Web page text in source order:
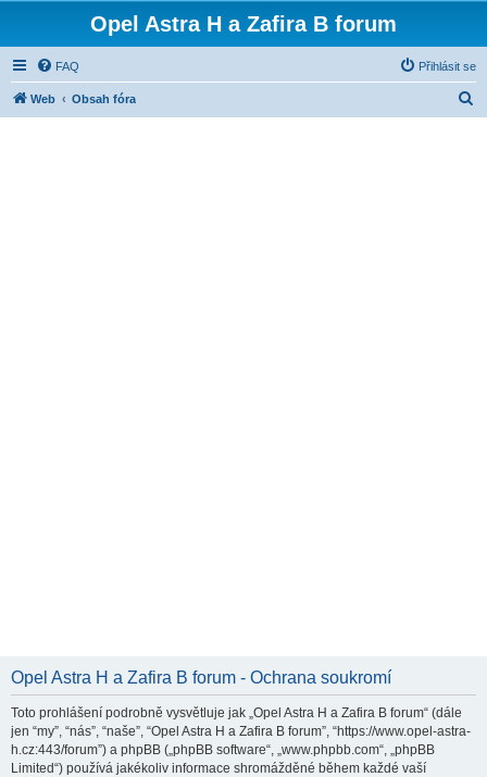
Opel Astra H a Zafira B forum
FAQ Přihlásit se
Web Obsah fóra
Opel Astra H a Zafira B forum - Ochrana soukromí
Toto prohlášení podrobně vysvětluje jak „Opel Astra H a Zafira B forum“ (dále
jen “my”, “nás”, “naše”, “Opel Astra H a Zafira B forum”, “https://www.opel-astra-
h.cz:443/forum”) a phpBB („phpBB software“, „www.phpbb.com“, „phpBB
Limited“) používá jakékoliv informace shromážděné během každé vaší